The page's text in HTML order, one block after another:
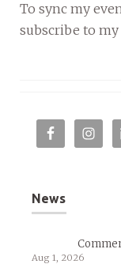
To sync my
subscribe to my
News
Aug 1, 2026